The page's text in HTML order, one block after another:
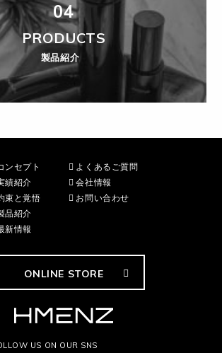
04
PRODUCTS
製品紹介
ンセプト
績紹介
束と覚悟
品紹介
新情報
よくあるご質問
会社情報
お問い合わせ
ONLINE STORE
US ON OUR SNS